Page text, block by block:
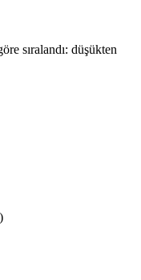
sıralandı: düşükten